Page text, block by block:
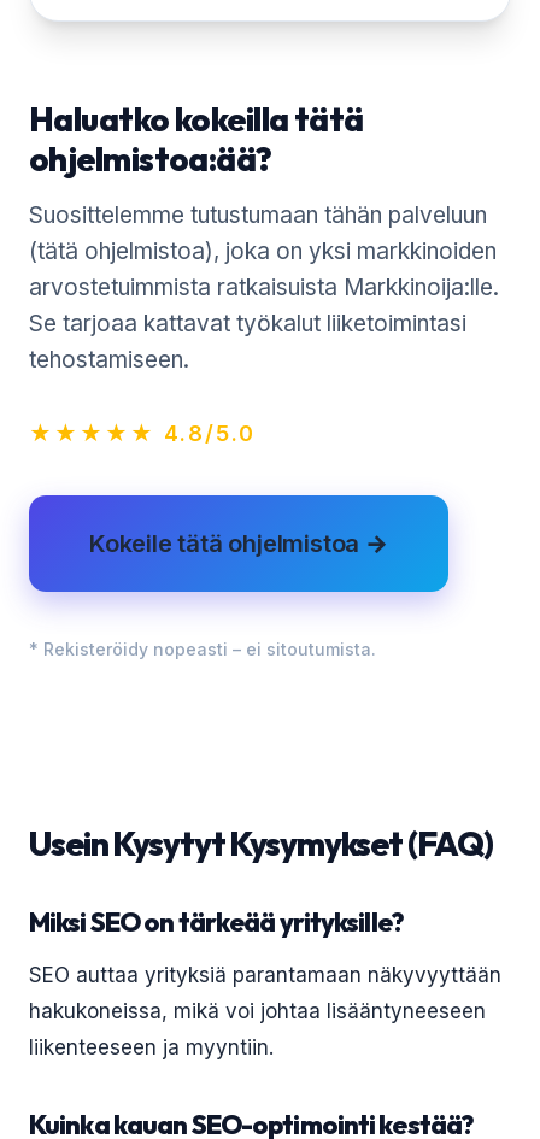
Haluatko kokeilla tätä
ohjelmistoa:ää?
Suosittelemme tutustumaan tähän palveluun
(tätä ohjelmistoa), joka on yksi markkinoiden
arvostetuimmista ratkaisuista Markkinoija:lle.
Se tarjoaa kattavat työkalut liiketoimintasi
tehostamiseen.
★★★★★ 4.8/5.0
Kokeile tätä ohjelmistoa →
* Rekisteröidy nopeasti – ei sitoutumista.
Usein Kysytyt Kysymykset (FAQ)
Miksi SEO on tärkeää yrityksille?
SEO auttaa yrityksiä parantamaan näkyvyyttään
hakukoneissa, mikä voi johtaa lisääntyneeseen
liikenteeseen ja myyntiin.
Kuinka kauan SEO-optimointi kestää?